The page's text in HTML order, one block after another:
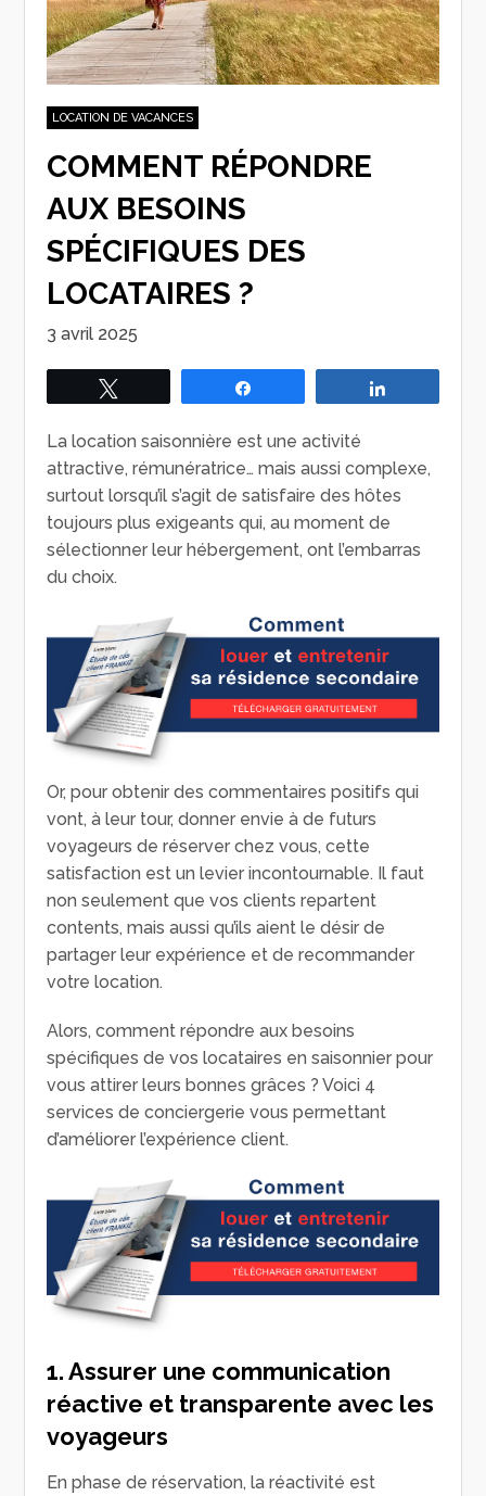
LOCATION DE VACANCES
COMMENT RÉPONDRE
AUX BESOINS
SPÉCIFIQUES DES
LOCATAIRES ?
3 avril 2025
La location saisonnière est une activité
attractive, rémunératrice… mais aussi complexe,
surtout lorsqu’il s’agit de satisfaire des hôtes
toujours plus exigeants qui, au moment de
sélectionner leur hébergement, ont l’embarras
du choix.
Or, pour obtenir des commentaires positifs qui
vont, à leur tour, donner envie à de futurs
voyageurs de réserver chez vous, cette
satisfaction est un levier incontournable. Il faut
non seulement que vos clients repartent
contents, mais aussi qu’ils aient le désir de
partager leur expérience et de recommander
votre location.
Alors, comment répondre aux besoins
spécifiques de vos locataires en saisonnier pour
vous attirer leurs bonnes grâces ? Voici 4
services de conciergerie vous permettant
d’améliorer l’expérience client.
1. Assurer une communication
réactive et transparente avec les
voyageurs
En phase de réservation, la réactivité est